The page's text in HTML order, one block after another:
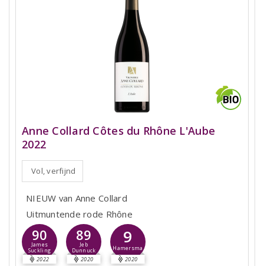
Anne Collard Côtes du Rhône L'Aube
2022
Vol, verfijnd
NIEUW van Anne Collard
Uitmuntende rode Rhône
90
James
Suckling
2022
89
Jeb
Dunnuck
2020
9
Hamersma
2020